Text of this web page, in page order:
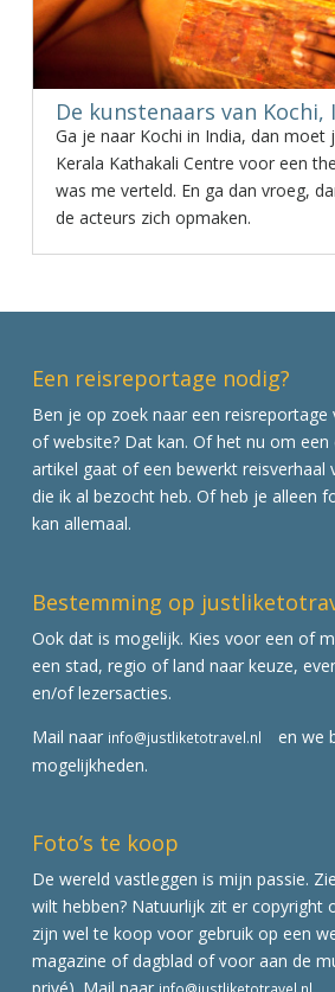
De kunstenaars van Kochi,
Ga je naar Kochi in India, dan moet
Kerala Kathakali Centre voor een
was me verteld. En ga dan vroeg,
de acteurs zich opmaken.
Een reisreportage nodig?
Ben je op zoek naar een
of website? Dat kan. Of het nu om
artikel gaat of een bewerkt reisverhaal
die ik al bezocht heb. Of heb je alleen
kan allemaal.
Bestemming op
Ook dat is mogelijk. Kies voor een of
een stad, regio of land naar keuze,
en/of lezersacties.
Mail naar info@justliketotravel.nl
en we
mogelijkheden.
Foto’s te koop
De wereld vastleggen is mijn passie.
wilt hebben? Natuurlijk zit er copyright
zijn wel te koop voor gebruik op een
magazine of dagblad of voor aan de